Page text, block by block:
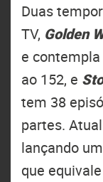
Duas
TV, Golden
e
ao 152, e
tem 38
partes.
lançando
que